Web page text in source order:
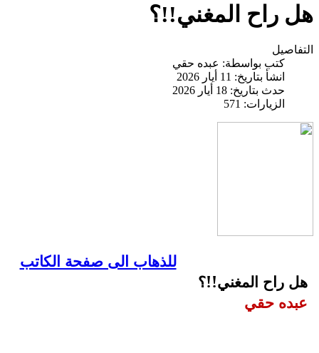
هل راح المغني!!؟
التفاصيل
كتب بواسطة: عبده حقي
انشأ بتاريخ: 11 أيار 2026
حدث بتاريخ: 18 أيار 2026
الزيارات: 571
للذهاب الى صفحة الكاتب
هل راح المغني!!؟
عبده حقي